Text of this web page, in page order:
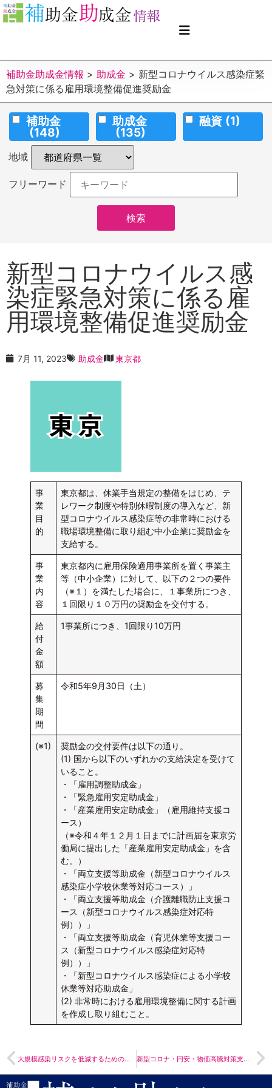
補助金助成金情報 > 助成金 > 新型コロナウイルス感染症緊
急対策に係る雇用環境整備促進奨励金
補助金
(148)
助成金
(135)
融資 (1)
地域
フリーワード
新型コロナウイルス感
染症緊急対策に係る雇
用環境整備促進奨励金
7月 11, 2023 助成金 東京都
事
業
目
的
東京都は、休業手当規定の整備をはじめ、テ
レワーク制度や特別休暇制度の導入など、新
型コロナウイルス感染症等の非常時における
職場環境整備に取り組む中小企業に奨励金を
支給する。
事
業
内
容
東京都内に雇用保険適用事業所を置く事業主
等（中小企業）に対して、以下の２つの要件
（※１）を満たした場合に、１事業所につき、
１回限り１０万円の奨励金を交付する。
給
付
金
額
1事業所につき、1回限り10万円
募
集
期
間
令和5年9月30日（土）
(※1)
奨励金の交付要件は以下の通り。
(1) 国から以下のいずれかの支給決定を受けて
いること。
・「雇用調整助成金」
・「緊急雇用安定助成金」
・「産業雇用安定助成金」（雇用維持支援コ
ース）
（※令和４年１２月１日までに計画届を東京労
働局に提出した「産業雇用安定助成金」を含
む。）
・「両立支援等助成金（新型コロナウイルス
感染症小学校休業等対応コース）」
・「両立支援等助成金（介護離職防止支援コ
ース（新型コロナウイルス感染症対応特
例））」
・「両立支援等助成金（育児休業等支援コー
ス（新型コロナウイルス感染症対応特
例））」
・「新型コロナウイルス感染症による小学校
休業等対応助成金」
(2) 非常時における雇用環境整備に関する計画
を作成し取り組むこと。
大規模感染リスクを低減するための高機能換気設備等の導入支援事業 新型コロナ・円安・物価高騰対策支援補助金（四次募集）